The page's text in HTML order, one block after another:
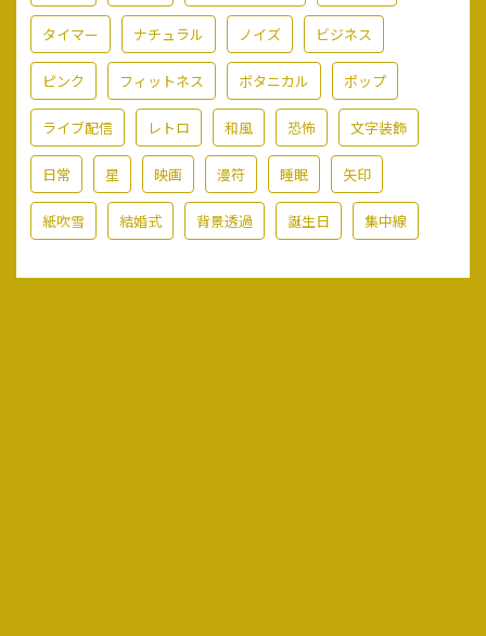
タイマー ナチュラル ノイズ ビジネス
ピンク フィットネス ボタニカル ポップ
ライブ配信 レトロ 和風 恐怖 文字装飾
日常 星 映画 漫符 睡眠 矢印
紙吹雪 結婚式 背景透過 誕生日 集中線